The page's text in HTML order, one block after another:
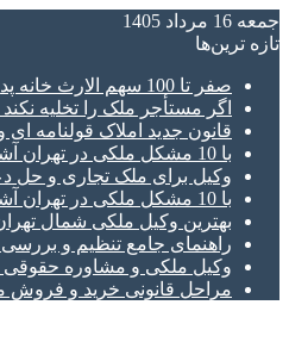
جمعه 16 مرداد 1405
تازه‌ ترین‌ها
صفر تا 100 سهم الارث خانه پدری از تقسیم ارث تا فروش و افراز ملک ورثه ای
اگر مستأجر ملک را تخلیه
قانون جدید املاک قولنامه
با 10 مشکل ملکی در تهران آشنا شوید | راه حل‌ها کدامند؟
وکیل برای ملک تجاری و حل
با 10 مشکل ملکی در تهران آشنا شوید | راه حل‌ها کدامند؟
بهترین وکیل ملکی شمال
راهنمای جامع تنظیم و
وکیل ملکی و مشاوره
مراحل قانونی خرید و